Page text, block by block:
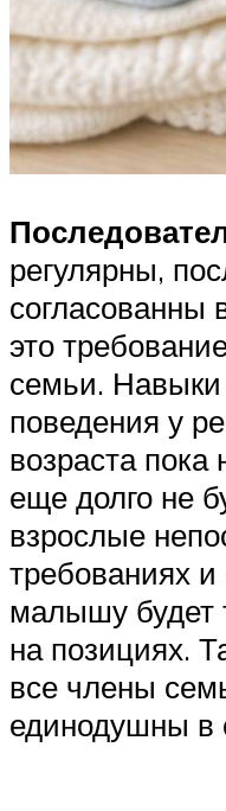
регулярны,
согласованны
это
семьи. Навыки
поведения у
возраста
еще долго не
взрослые
требованиях
малышу будет
на позициях.
все члены
единодушны в